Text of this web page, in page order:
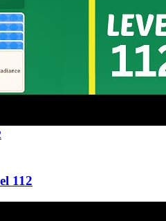
112